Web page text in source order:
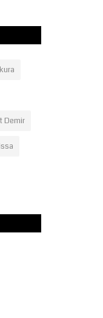
kura
Demir